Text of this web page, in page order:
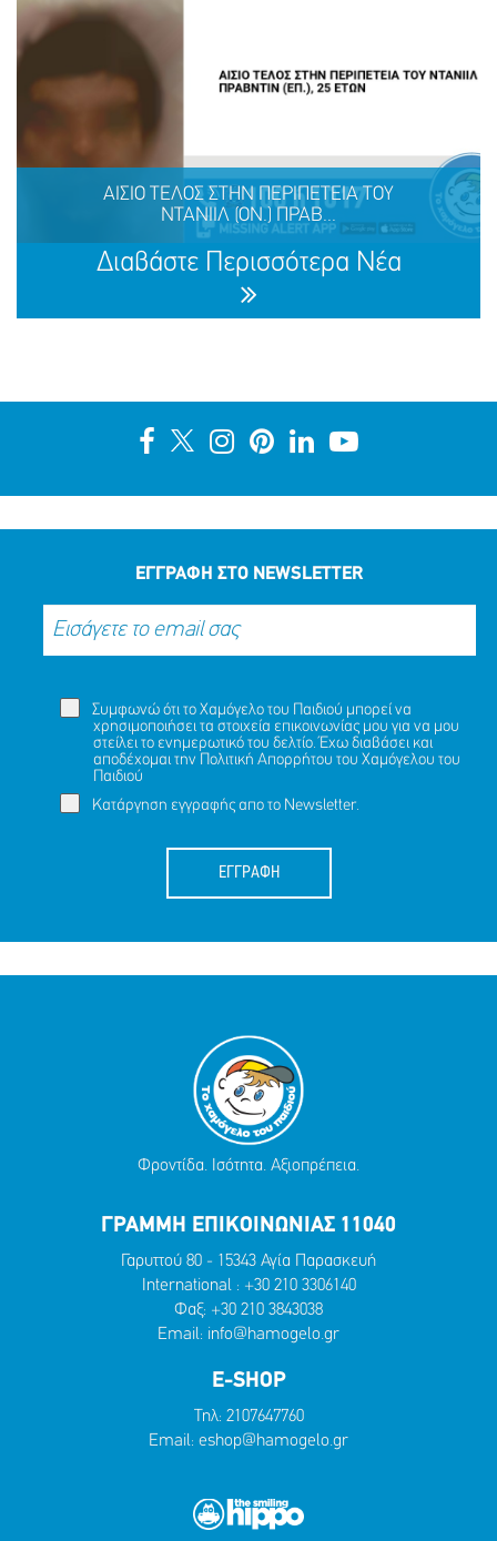
ΑΙΣΙΟ ΤΕΛΟΣ ΣΤΗΝ ΠΕΡΙΠΕΤΕΙΑ ΤΗΣ ΝΑΖΛΑ (ΟΝ.)
ΑΛΑΜΙΝ (ΕΠ.), 16 ΕΤΩΝ
ΜΟΙΡΑΣΟΥ
ΔΡΑΣΕ
ΤΩΡΑ
ΑΙΣΙΟ ΤΕΛΟΣ ΣΤΗΝ ΠΕΡΙΠΕΤΕΙΑ ΤΟΥ
ΝΤΑΝΙΙΛ (ΟΝ.) ΠΡΑΒ...
ΑΙΣΙΟ ΤΕΛΟΣ ΣΤΗΝ ΠΕΡΙΠΕΤΕΙΑ ΤΟΥ ΝΤΑΝΙΙΛ (ΟΝ.)
Διαβάστε Περισσότερα Νέα
ΕΓΓΡΑΦΗ ΣΤΟ NEWSLETTER
Συμφωνώ ότι το Χαμόγελο του Παιδιού μπορεί να
χρησιμοποιήσει τα στοιχεία επικοινωνίας μου για να μου
στείλει το ενημερωτικό του δελτίο. Έχω διαβάσει και
αποδέχομαι την Πολιτική Απορρήτου του Χαμόγελου του
Παιδιού
Κατάργηση εγγραφής απο το Newsletter.
ΕΓΓΡΑΦΗ
Φροντίδα. Ισότητα. Αξιοπρέπεια.
ΓΡΑΜΜΗ ΕΠΙΚΟΙΝΩΝΙΑΣ 11040
Γαρυττού 80 - 15343 Αγία Παρασκευή
International : +30 210 3306140
Φαξ: +30 210 3843038
Email: info@hamogelo.gr
E-SHOP
Τηλ: 2107647760
Email: eshop@hamogelo.gr